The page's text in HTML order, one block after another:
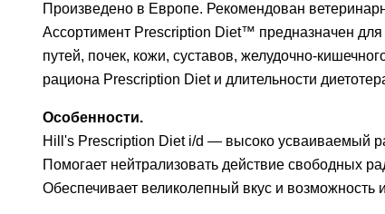
Произведено в Европе. Рекомендован
Ассортимент Prescription Diet™ предназначен
путей, почек, кожи, суставов, желудочно-
рациона Prescription Diet и длительности
Особенности.
Hill's Prescription Diet i/d — высоко усваиваемый
Помогает нейтрализовать действие свободных
Обеспечивает великолепный вкус и возможность